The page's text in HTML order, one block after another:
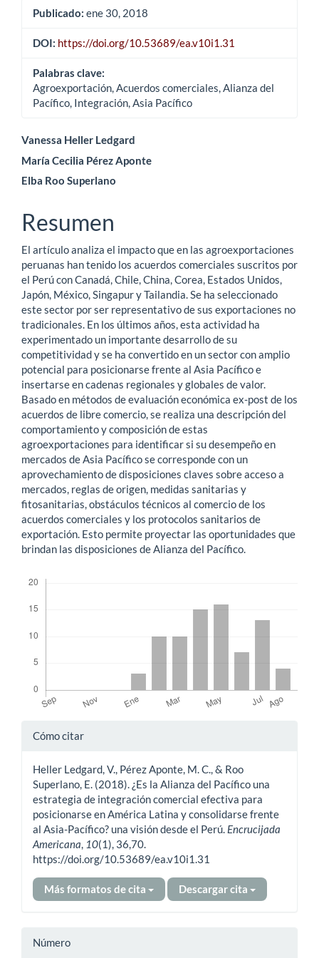
Publicado: ene 30, 2018
DOI: https://doi.org/10.53689/ea.v10i1.31
Palabras clave:
Agroexportación, Acuerdos comerciales, Alianza del
Pacífico, Integración, Asia Pacífico
Contenido
principal
artículo
Vanessa Heller Ledgard
María Cecilia Pérez Aponte
Elba Roo Superlano
Resumen
El artículo analiza el impacto que en las agroexportaciones
peruanas han tenido los acuerdos comerciales suscritos por
el Perú con Canadá, Chile, China, Corea, Estados Unidos,
Japón, México, Singapur y Tailandia. Se ha seleccionado
este sector por ser representativo de sus exportaciones no
tradicionales. En los últimos años, esta actividad ha
experimentado un importante desarrollo de su
competitividad y se ha convertido en un sector con amplio
potencial para posicionarse frente al Asia Pacífico e
insertarse en cadenas regionales y globales de valor.
Basado en métodos de evaluación económica ex-post de los
acuerdos de libre comercio, se realiza una descripción del
comportamiento y composición de estas
agroexportaciones para identificar si su desempeño en
mercados de Asia Pacífico se corresponde con un
aprovechamiento de disposiciones claves sobre acceso a
mercados, reglas de origen, medidas sanitarias y
fitosanitarias, obstáculos técnicos al comercio de los
acuerdos comerciales y los protocolos sanitarios de
exportación. Esto permite proyectar las oportunidades que
brindan las disposiciones de Alianza del Pacífico.
Detalles
artículo
Cómo citar
Heller Ledgard, V., Pérez Aponte, M. C., & Roo
Superlano, E. (2018). ¿Es la Alianza del Pacífico una
estrategia de integración comercial efectiva para
posicionarse en América Latina y consolidarse frente
al Asia-Pacífico? una visión desde el Perú. Encrucijada
Americana, 10(1), 36,70.
https://doi.org/10.53689/ea.v10i1.31
Más formatos de cita Descargar cita
Número